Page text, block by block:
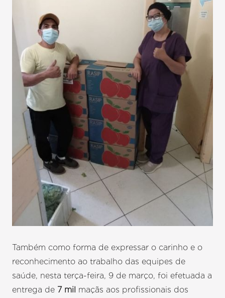
Também como forma de expressar o carinho e o
reconhecimento ao trabalho das equipes de
saúde, nesta terça-feira, 9 de março, foi efetuada a
entrega de 7 mil maçãs aos profissionais dos